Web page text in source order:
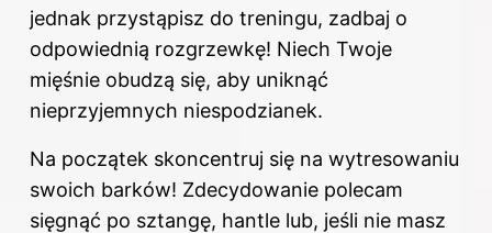
jednak przystąpisz do treningu, zadbaj o
odpowiednią rozgrzewkę! Niech Twoje
mięśnie obudzą się, aby uniknąć
nieprzyjemnych niespodzianek.
Na początek skoncentruj się na wytresowaniu
swoich barków! Zdecydowanie polecam
sięgnąć po sztangę, hantle lub, jeśli nie masz